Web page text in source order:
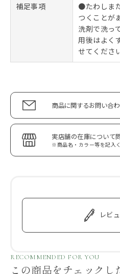
補足事項
●たわしま
つくことが
洗剤で洗っ
用後はよく
せてくださ
商品に関するお問い合
実店舗の在庫について
※商品名・カラー等を記入
レビ
RECOMMENDED FOR YOU
この商品をチェックし